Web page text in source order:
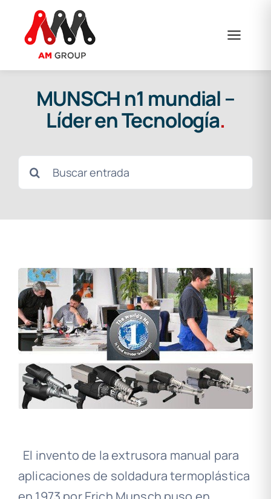
contenido
MUNSCH n1 mundial –
Líder en Tecnología.
Buscar:
El invento de la extrusora manual para
aplicaciones de soldadura termoplástica